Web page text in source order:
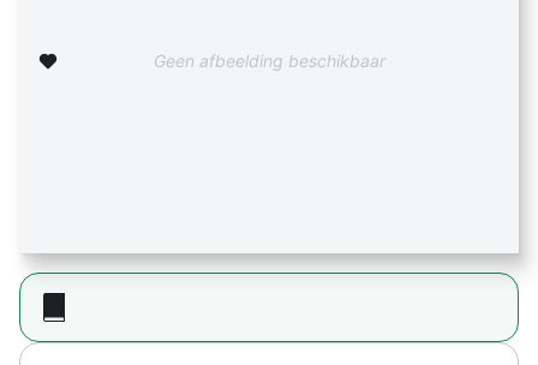
Geen afbeelding beschikbaar